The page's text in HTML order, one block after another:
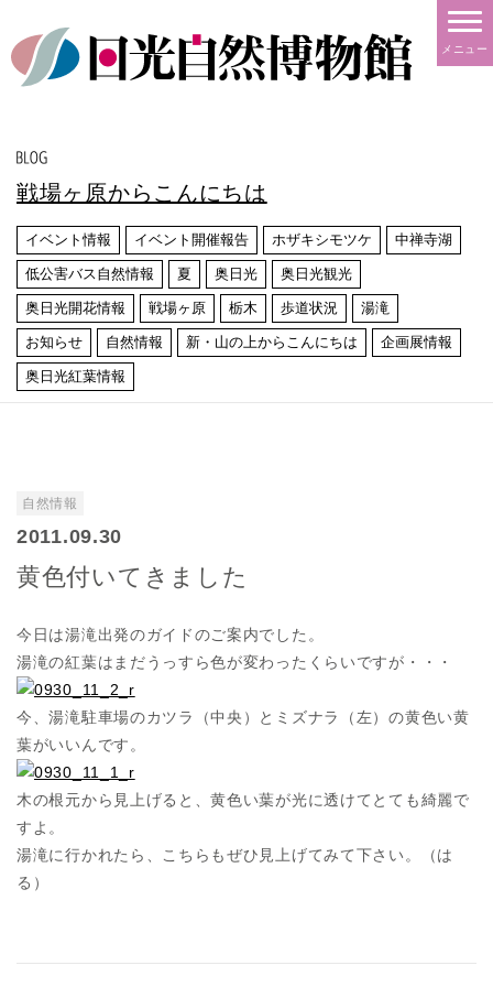
メニュー
戦場ヶ原からこんにちは
イベント情報 イベント開催報告 ホザキシモツケ 中禅寺湖
低公害バス自然情報 夏 奥日光 奥日光観光
奥日光開花情報 戦場ヶ原 栃木 歩道状況 湯滝
お知らせ 自然情報 新・山の上からこんにちは 企画展情報
奥日光紅葉情報
自然情報
2011.09.30
黄色付いてきました
今日は湯滝出発のガイドのご案内でした。
湯滝の紅葉はまだうっすら色が変わったくらいですが・・・
今、湯滝駐車場のカツラ（中央）とミズナラ（左）の黄色い黄
葉がいいんです。
木の根元から見上げると、黄色い葉が光に透けてとても綺麗で
すよ。
湯滝に行かれたら、こちらもぜひ見上げてみて下さい。（は
る）